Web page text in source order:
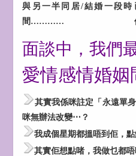
與另一半同居/結婚一段時
間…………
面談中，我們
愛情感情婚姻
其實我係咪註定「永遠單
咪無辦法改變⋯？
我成個星期都搵唔到佢，
其實佢想點啫，我做乜都